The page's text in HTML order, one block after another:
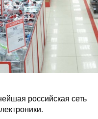
российская сеть